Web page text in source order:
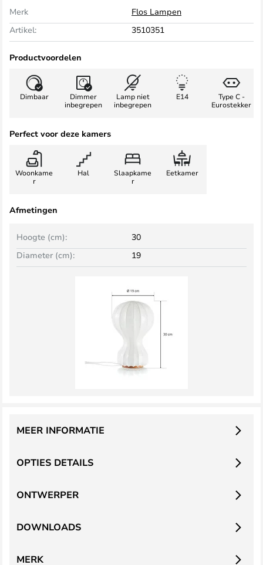
Merk
Flos Lampen
Artikel:
3510351
Productvoordelen
Dimbaar
Dimmer
inbegrepen
Lamp niet
inbegrepen
E14
Type C -
Eurostekker
Perfect voor deze kamers
Woonkame
r
Hal
Slaapkame
r
Eetkamer
Afmetingen
Hoogte (cm):
30
Diameter (cm):
19
OPTIES DETAILS
MEER INFORMATIE
ONTWERPER
DOWNLOADS
MERK